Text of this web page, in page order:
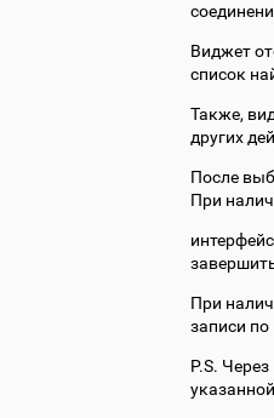
Виджет
список
Также,
других
После
При
При
записи
P.S.